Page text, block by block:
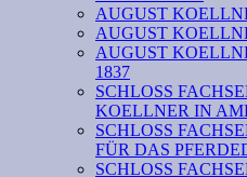
AUGUST
AUGUST
AUGUST
1837
SCHLOSS
KOELLNER IN
SCHLOSS
FÜR DAS
SCHLOSS